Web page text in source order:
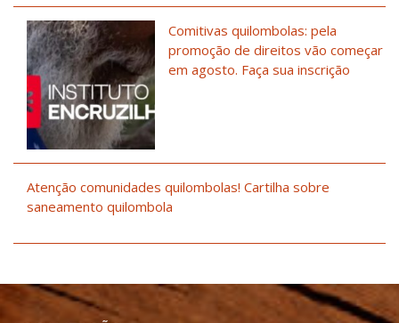
Comitivas quilombolas: pela
promoção de direitos vão começar
em agosto. Faça sua inscrição
Atenção comunidades quilombolas! Cartilha sobre
saneamento quilombola